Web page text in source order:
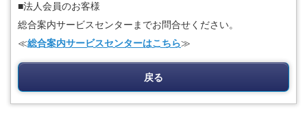
■法人会員のお客様
総合案内サービスセンターまでお問合せください。
≪総合案内サービスセンターはこちら≫
戻る